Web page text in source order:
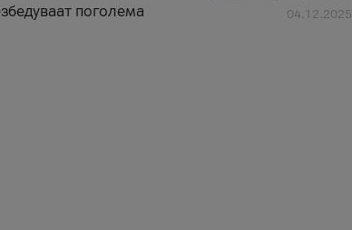
поголема
04.12.2025